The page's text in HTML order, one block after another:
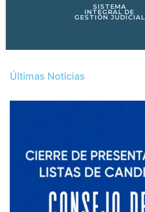
SISTEMA
INTEGRAL DE
GESTIÓN JUDICIAL
Últimas Noticias